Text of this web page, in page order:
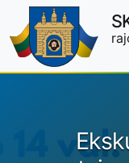
Skip to main content